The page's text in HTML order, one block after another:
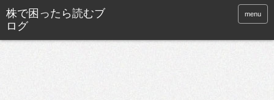
株で困ったら読むブ
ログ
menu